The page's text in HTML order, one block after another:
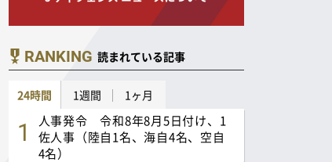
RANKING 読まれている記事
24時間 1週間 1ヶ月
人事発令 令和8年8月5日付け、1
佐人事（陸自1名、海自4名、空自
4名）